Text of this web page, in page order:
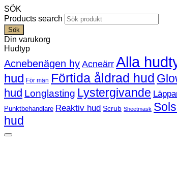
SÖK
Products search
Sök
Din varukorg
Hudtyp
Acnebenägen hy Acneärr Alla
hud För män Förtida åldrad hud
hud Longlasting Lystergivande
Punktbehandlare Reaktiv hud Scrub Sheetmask
hud